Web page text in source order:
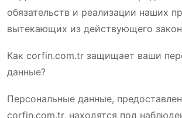
обязательств и реализации наших
вытекающих из действующего
Как corfin.com.tr защищает ваши
данные?
Персональные данные,
corfin.com.tr, находятся под